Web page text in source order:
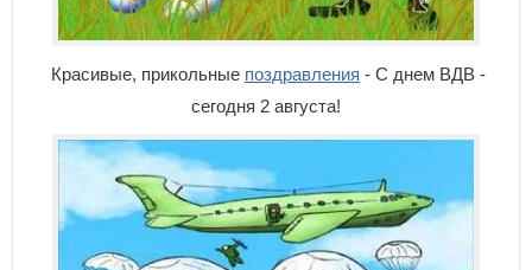
Красивые, прикольные поздравления - С днем ВДВ -
сегодня 2 августа!